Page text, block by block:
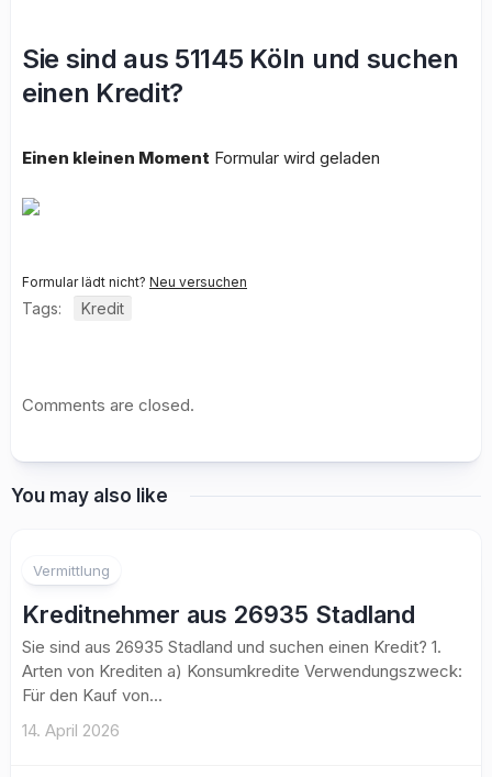
Sie sind aus 51145 Köln und suchen
einen Kredit?
Einen kleinen Moment Formular wird geladen
Formular lädt nicht? Neu versuchen
Tags: Kredit
Comments are closed.
You may also like
Vermittlung
Kreditnehmer aus 26935 Stadland
Sie sind aus 26935 Stadland und suchen einen Kredit? 1.
Arten von Krediten a) Konsumkredite Verwendungszweck:
Für den Kauf von...
14. April 2026